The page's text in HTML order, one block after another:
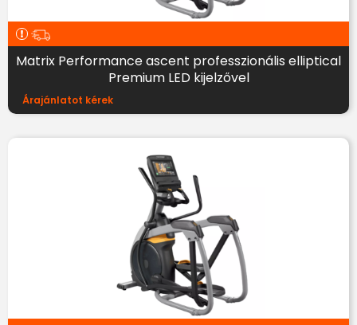
Matrix Performance ascent professzionális elliptical
Premium LED kijelzővel
Árajánlatot kérek